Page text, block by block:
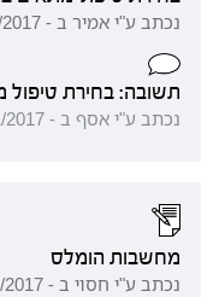
נכתב ע"י אמיר ב - 04/11/2017 20:56:34
תשובה: בחירת טיפול
נכתב ע"י אסף ב - 14/11/2017 20:27:24
מחשבות הומלס
נכתב ע"י חסוי ב - 03/11/2017 10:27:54